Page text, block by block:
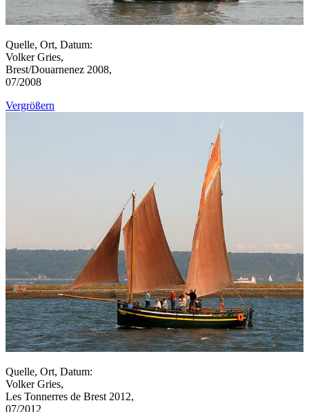
Quelle, Ort, Datum:
Volker Gries,
Brest/Douarnenez 2008,
07/2008
Vergrößern
Quelle, Ort, Datum:
Volker Gries,
Les Tonnerres de Brest 2012,
07/2012